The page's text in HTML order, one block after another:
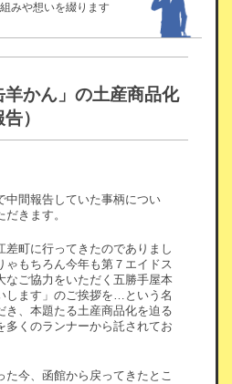
みや想いを綴ります
かん」の土産商品化
）
中間報告していた事柄につい
きます。
差町に行ってきたのでありまし
ゃもちろん今年も第７エイドス
なご協力をいただく五勝手屋本
します」のご挨拶を…という名
き、本題たる土産商品化を迫る
多くのランナーから託されてお
た今、函館から戻ってきたとこ